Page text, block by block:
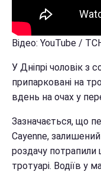
Відео: YouTube /
У Дніпрі чоловік
припарковані на
вдень на очах у
Зазначається, що
Cayenne,
роздачу потрапили
тротуарі. Водіїв у